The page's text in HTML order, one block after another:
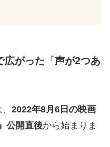
広がった「声が2つあ
2022年8月6日の映画
公開直後から始まりま